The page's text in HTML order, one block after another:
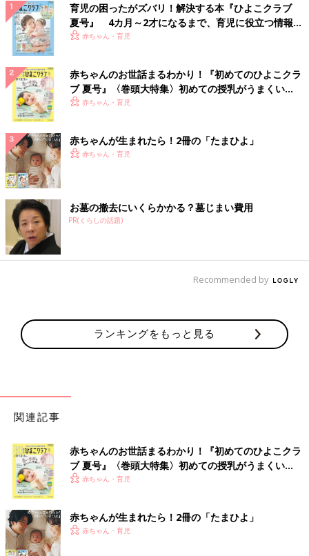
出典：Instagramアカウント「misachikuwa」
こちらはmisachikuwaさんがキャンドゥで発見した、フェルトの
おままごと。ピザ、ハンバーガー、おにぎりを購入したんだそう
♪ 柔らかいフェルト素材なので、子どもも扱いやすそうですね◎
かわいい＆オシャレすぎて大バズり！木製コスメ
出典：Instagramアカウント「a_maru_maru」
育児の困ったがズバリ！解決する本『ひよこクラブ
夏号』 4カ月～2才になるまで、育児に役立つ情報が
いっぱい！
赤ちゃん・育児
赤ちゃんのお世話まるわかり！『初めてのひよこクラ
ブ 夏号』〈巻頭大特集〉初めての授乳がうまくい
く！ おっぱい・ミルクの基本と夏のトラブル 解決テ
赤ちゃん・育児
赤ちゃんが生まれたら！2冊の「たまひよ」
赤ちゃん・育児
お墓の撤去にいくらかかる？墓じまい費用
PR(くらしの話題)
Recommended by
ランキングをもっと見る
関連記事
赤ちゃんのお世話まるわかり！『初めてのひよこクラ
ブ 夏号』〈巻頭大特集〉初めての授乳がうまくい
く！ おっぱい・ミルクの基本と夏のトラブル 解決テ
赤ちゃん・育児
赤ちゃんが生まれたら！2冊の「たまひよ」
赤ちゃん・育児